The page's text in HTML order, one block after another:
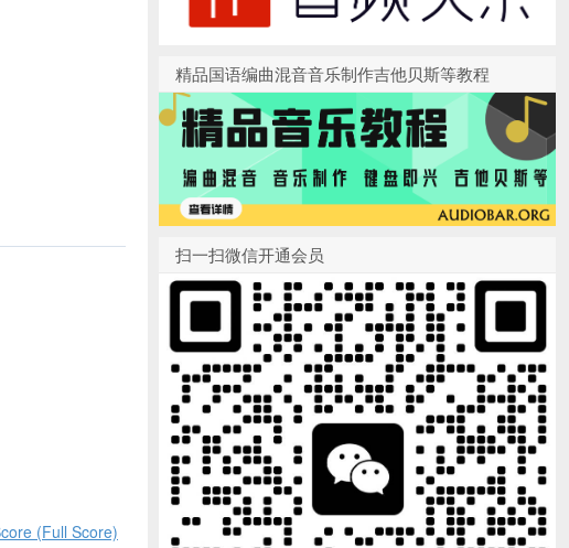
(Full Score)
精品国语编曲混音音乐制作吉他贝斯等教程
扫一扫微信开通会员